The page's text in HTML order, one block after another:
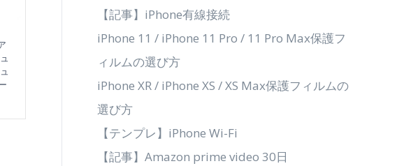
【記事】iPhone有線接続
iPhone 11 / iPhone 11 Pro / 11 Pro Max保護フ
ィルムの選び方
iPhone XR / iPhone XS / XS Max保護フィルムの
選び方
【テンプレ】iPhone Wi-Fi
【記事】Amazon prime video 30日